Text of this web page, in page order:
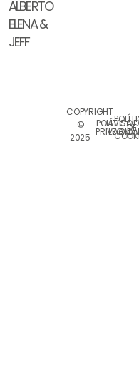
ALBERTO
ELENA &
JEFF
COPYRIGHT
©
2025
POLÍTICA
AVISO
LEGALDE